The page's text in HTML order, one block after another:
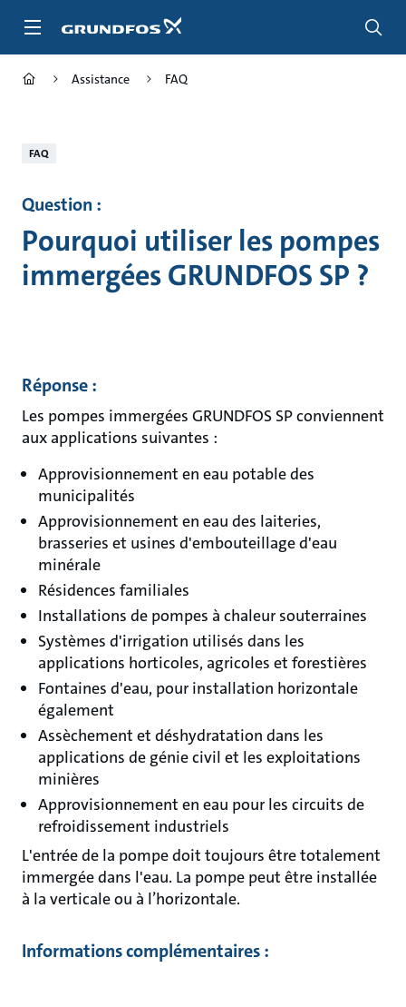
Assistance FAQ
FAQ
Question :
Pourquoi utiliser les pompes
immergées GRUNDFOS SP ?
Réponse :
Les pompes immergées GRUNDFOS SP conviennent
aux applications suivantes :
Approvisionnement en eau potable des
municipalités
Approvisionnement en eau des laiteries,
brasseries et usines d'embouteillage d'eau
minérale
Résidences familiales
Installations de pompes à chaleur souterraines
Systèmes d'irrigation utilisés dans les
applications horticoles, agricoles et forestières
Fontaines d'eau, pour installation horizontale
également
Assèchement et déshydratation dans les
applications de génie civil et les exploitations
minières
Approvisionnement en eau pour les circuits de
refroidissement industriels
L'entrée de la pompe doit toujours être totalement
immergée dans l'eau. La pompe peut être installée
à la verticale ou à l’horizontale.
Informations complémentaires :